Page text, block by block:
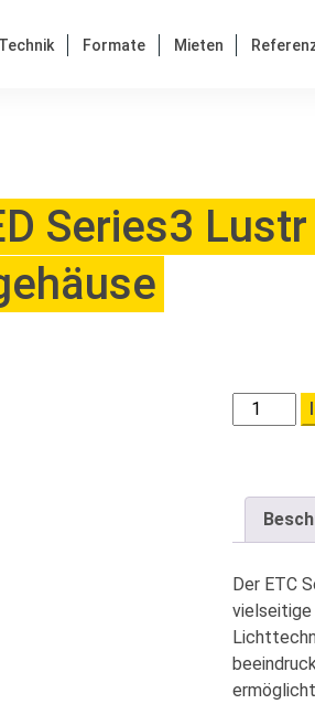
Technik Formate Mieten
Series3
ETC
Source
Series3
Lustr
X8-
BE
Menge
Der ETC
vielseitige